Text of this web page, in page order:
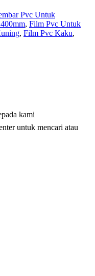
Pvc Untuk
, Film Pvc Untuk
, Film Pvc Kaku,
kami
untuk mencari atau